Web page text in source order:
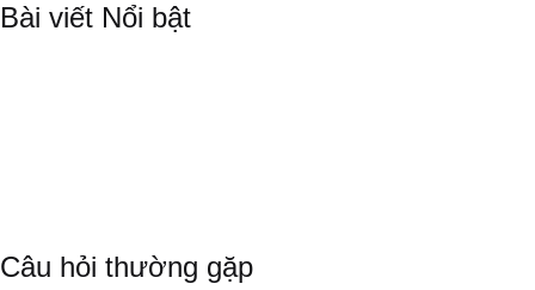
Bài viết Nổi bật
Câu hỏi thường gặp